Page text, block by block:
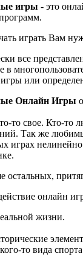
игры - это
играть Вам
все
в
или
Онлайн Игры
то свое. Кто-то
Так же
играх
онлайн
жизни.
то вида